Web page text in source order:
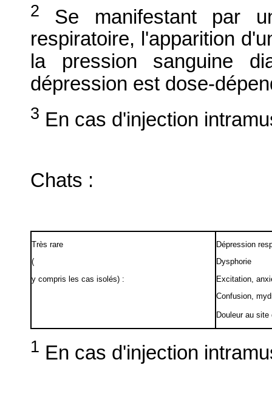
2
Se manifestant par
respiratoire, l'apparition
la pression sanguine
dépression est dose-
3 En cas d'injection
Chats :
Très rare
(
y compris les cas isolés) :
Dépression
Dysphorie
Excitation,
Confusion,
Douleur au site
1 En cas d'injection